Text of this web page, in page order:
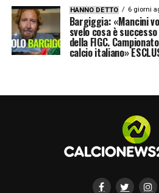
HANNO DETTO 6 giorni
Bargiggia: «Mancini
svelo cosa è
della FIGC.
calcio italiano»